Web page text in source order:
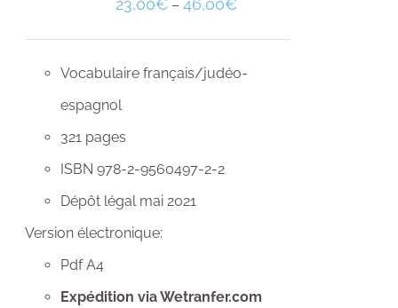
23,00€ –46,00€
Vocabulaire français/judéo-
espagnol
321 pages
ISBN 978-2-9560497-2-2
Dépôt légal mai 2021
Version électronique:
Pdf A4
Expédition via Wetranfer.com